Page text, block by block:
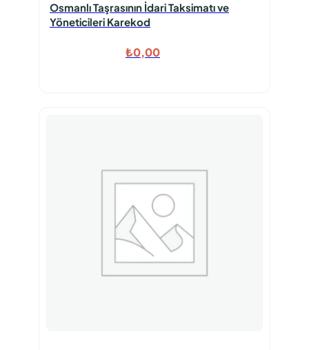
Osmanlı Taşrasının İdari Taksimatı ve
Yöneticileri Karekod
₺0,00